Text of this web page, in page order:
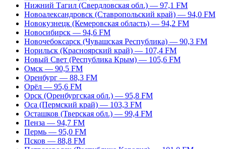
Нижний Тагил (Свердловская обл.) — 97,1 FM
Новоалександровск (Ставропольский край) — 94,0 FM
Новокузнецк (Кемеровская область) — 94,2 FM
Новосибирск — 94,6 FM
Новочебоксарск (Чувашская Республика) — 90,3 FM
Норильск (Красноярский край) — 107,4 FM
Новый Свет (Республика Крым) — 105,6 FM
Омск — 90,5 FM
Оренбург — 88,3 FM
Орёл — 95,6 FM
Орск (Оренбургская обл.) — 95,8 FM
Оса (Пермский край) — 103,3 FM
Осташков (Тверская обл.) — 99,4 FM
Пенза — 94,7 FM
Пермь — 95,0 FM
Псков — 88,8 FM